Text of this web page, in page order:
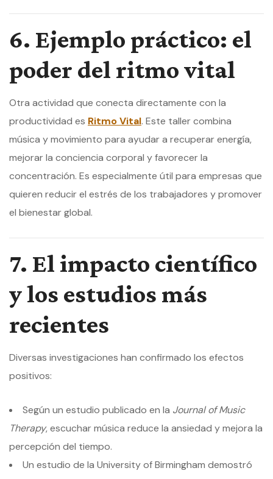
6. Ejemplo práctico: el
poder del ritmo vital
Otra actividad que conecta directamente con la
productividad es Ritmo Vital. Este taller combina
música y movimiento para ayudar a recuperar energía,
mejorar la conciencia corporal y favorecer la
concentración. Es especialmente útil para empresas que
quieren reducir el estrés de los trabajadores y promover
el bienestar global.
7. El impacto científico
y los estudios más
recientes
Diversas investigaciones han confirmado los efectos
positivos:
Según un estudio publicado en la Journal of Music
Therapy, escuchar música reduce la ansiedad y mejora la
percepción del tiempo.
Un estudio de la University of Birmingham demostró